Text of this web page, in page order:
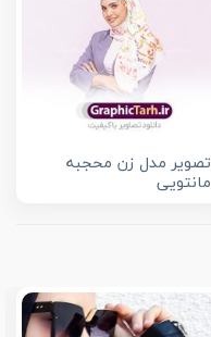
تصویر مدل زن محجبه
مانتویی